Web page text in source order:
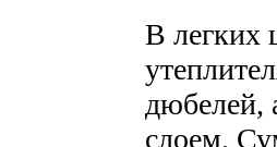
В легких
дюбелей,
слоем.